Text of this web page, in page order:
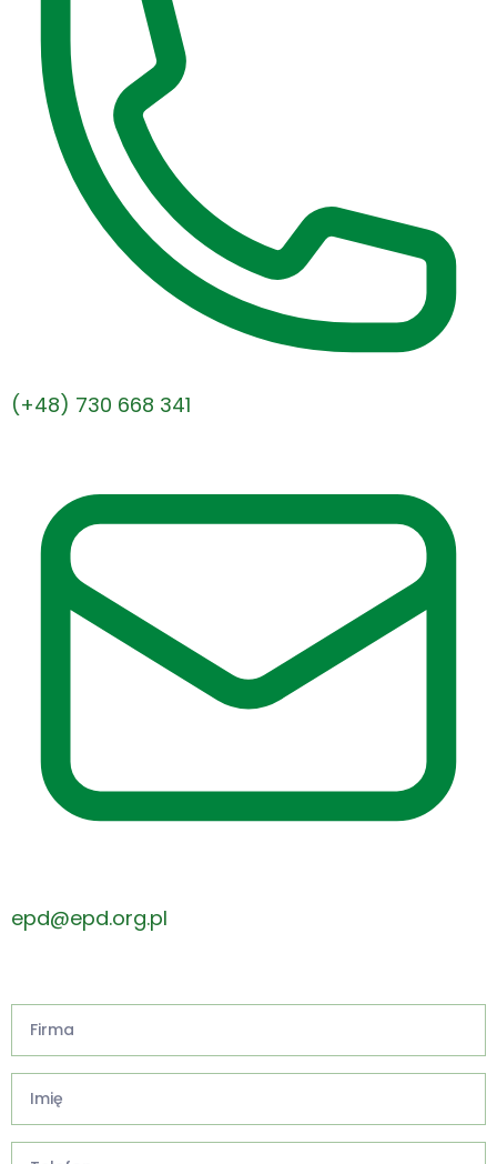
(+48) 730 668 341
epd@epd.org.pl